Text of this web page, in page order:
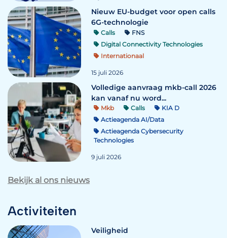
Nieuw EU-budget voor open calls
6G-technologie
Calls
FNS
Digital Connectivity Technologies
Internationaal
15 juli 2026
Volledige aanvraag mkb-call 2026
kan vanaf nu word...
Mkb Calls
KIA D
Actieagenda AI/Data
Actieagenda Cybersecurity
Technologies
9 juli 2026
Bekijk al ons nieuws
Activiteiten
Veiligheid